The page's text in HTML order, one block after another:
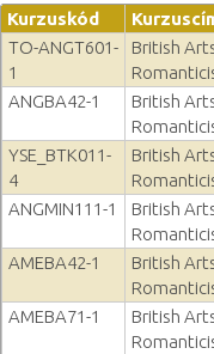
Kurzuskód
TO-ANGT601-
1
British
ANGBA42-1
British
YSE_BTK011-
4
British
ANGMIN111-1
British
AMEBA42-1
British
AMEBA71-1
British